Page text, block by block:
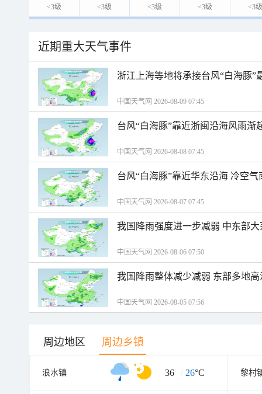
<3级 <3级 <3级 <3级 <3级
近期重大天气事件
浙江上海等地将承接台风“白海豚”
中国天气网 2026-08-09 07:45
台风“白海豚”靠近浙闽沿海风雨渐
中国天气网 2026-08-08 07:45
台风“白海豚”靠近华东沿海 冷空
中国天气网 2026-08-07 07:45
我国降雨强度进一步减弱 中东部
中国天气网 2026-08-06 07:50
我国降雨整体减少减弱 东部多地
中国天气网 2026-08-05 07:56
周边地区 周边乡镇
浪水镇 36 / 26°C 黎村